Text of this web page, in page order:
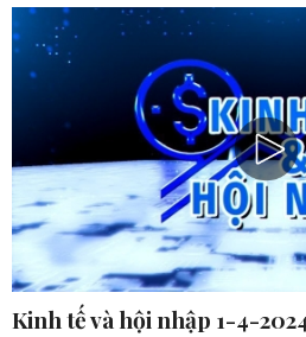
Kinh tế và hội nhập 1-4-